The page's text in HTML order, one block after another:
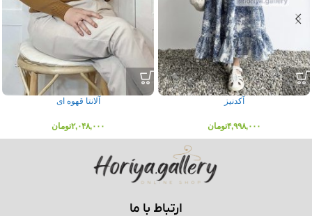
آکدنیز
۴,۹۹۸,۰۰۰تومان
آلانتا قهوه ای
۲,۰۴۸,۰۰۰تومان
ارتباط با ما